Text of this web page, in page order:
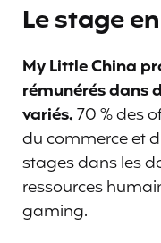
Le stage
My Little China
rémunérés dans
variés.70 % des
du commerce et
stages dans les
ressources
gaming.